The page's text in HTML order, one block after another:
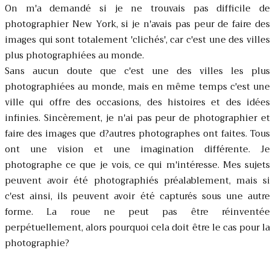
On m'a demandé si je ne trouvais pas difficile de
photographier New York, si je n'avais pas peur de faire des
images qui sont totalement 'clichés', car c'est une des villes
plus photographiées au monde.
Sans aucun doute que c'est une des villes les plus
photographiées au monde, mais en même temps c'est une
ville qui offre des occasions, des histoires et des idées
infinies. Sincèrement, je n'ai pas peur de photographier et
faire des images que d?autres photographes ont faites. Tous
ont une vision et une imagination différente. Je
photographe ce que je vois, ce qui m'intéresse. Mes sujets
peuvent avoir été photographiés préalablement, mais si
c'est ainsi, ils peuvent avoir été capturés sous une autre
forme. La roue ne peut pas être réinventée
perpétuellement, alors pourquoi cela doit être le cas pour la
photographie?